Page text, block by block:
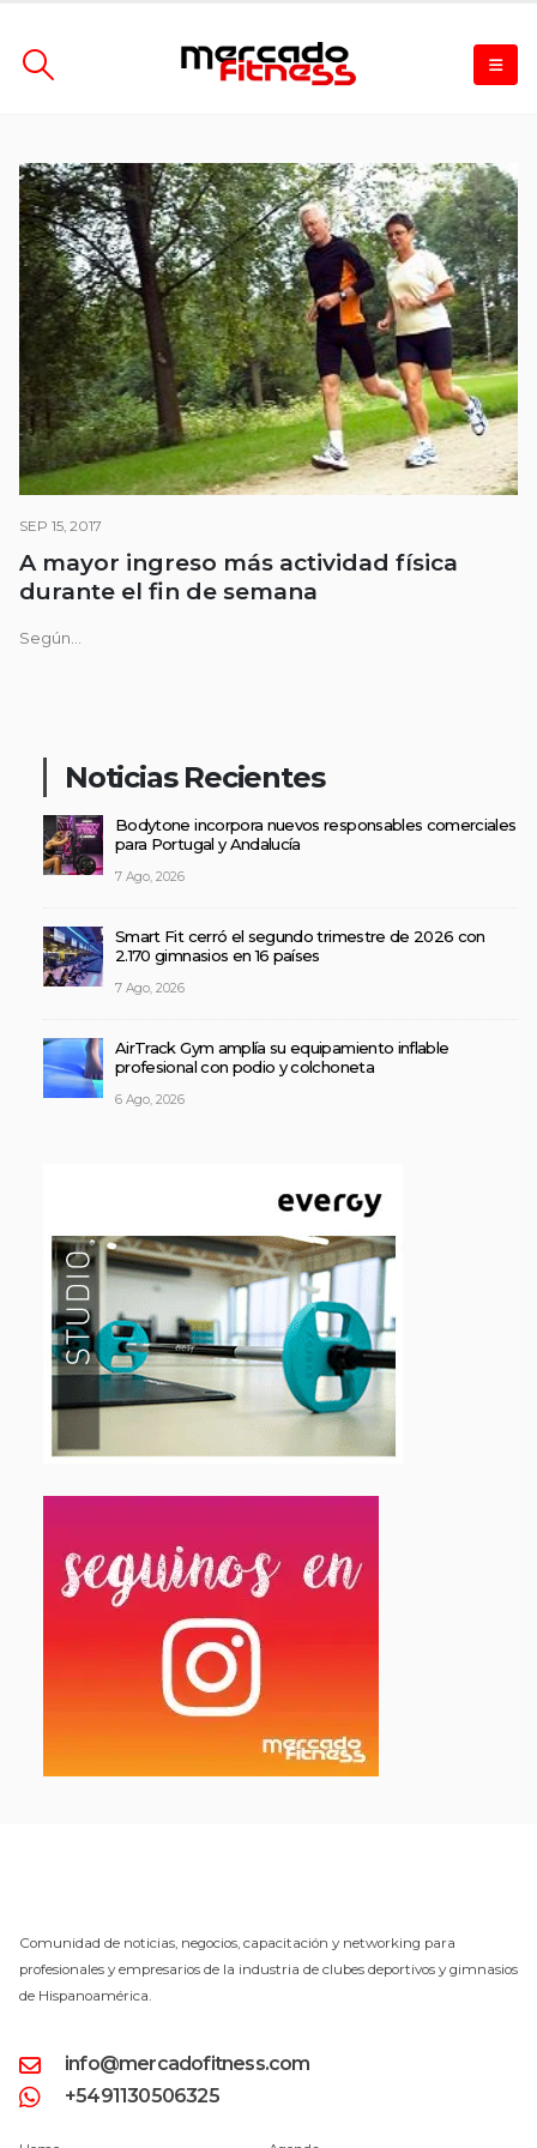
SEP 15, 2017
A mayor ingreso más actividad física
durante el fin de semana
Según...
Noticias Recientes
Bodytone incorpora nuevos responsables comerciales
para Portugal y Andalucía
7 Ago, 2026
Smart Fit cerró el segundo trimestre de 2026 con
2.170 gimnasios en 16 países
7 Ago, 2026
AirTrack Gym amplía su equipamiento inflable
profesional con podio y colchoneta
6 Ago, 2026
Comunidad de noticias, negocios, capacitación y networking para
profesionales y empresarios de la industria de clubes deportivos y gimnasios
de Hispanoamérica.
info@mercadofitness.com
+5491130506325